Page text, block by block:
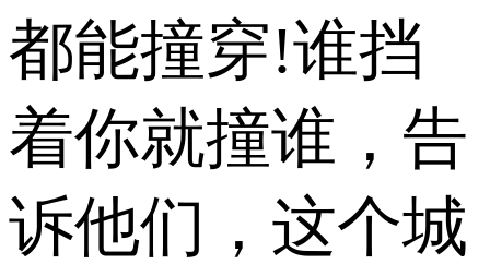
都能撞穿!谁挡
着你就撞谁，告
诉他们，这个城